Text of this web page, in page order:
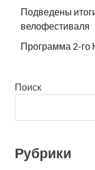
Подведены
велофестиваля
Программа 2-го
Поиск
Рубрики